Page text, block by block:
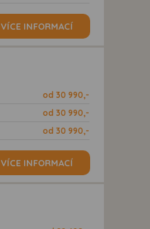
VÍCE INFORMACÍ
od 30 990,-
od 30 990,-
od 30 990,-
VÍCE INFORMACÍ